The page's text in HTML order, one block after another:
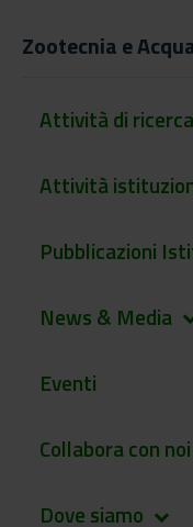
Zootecnia e
Attività di ricerca
Attività
Pubblicazioni
News & Media
Eventi
Collabora con noi
Dove siamo keyboard_arrow_down